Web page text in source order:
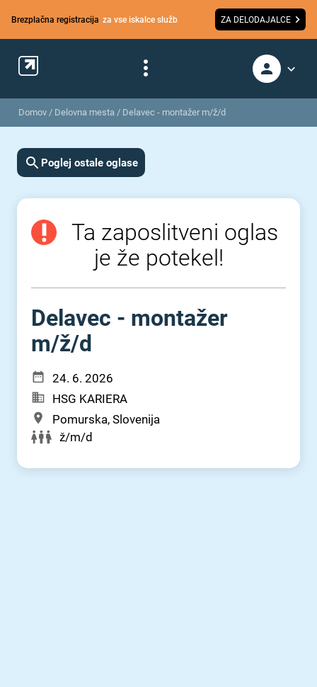
Brezplačna registracija za vse iskalce služb ZA DELODAJALCE
Domov / Delovna mesta / Delavec - montažer m/ž/d
Poglej ostale oglase
Ta zaposlitveni oglas
je že potekel!
Delavec - montažer
m⁠/⁠ž⁠/⁠d
24. 6. 2026
HSG KARIERA
Pomurska, Slovenija
ž/m/d